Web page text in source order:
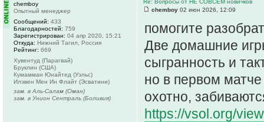
chemboy 02 июн 2026, 12:09
помогите
Две домашние
сыгранность и
но в первом
охотно,
https://vsol.org/
chemboy
Опытный менеджер
Сообщений: 433
Благодарностей: 759
Зарегистрирован: 04 апр 2020, 15:21
Откуда: Нижний Тагил, Россия
Рейтинг: 669
Хувентуд (Парагвай)
Бруклин (США)
Кумамман Юнайтед (Уэльс)
Илэвен Мен Ин Флайт (Эсватини)
зам. в Аль-Салам (Оман)
зам. в Унион Сентраль (Боливия)